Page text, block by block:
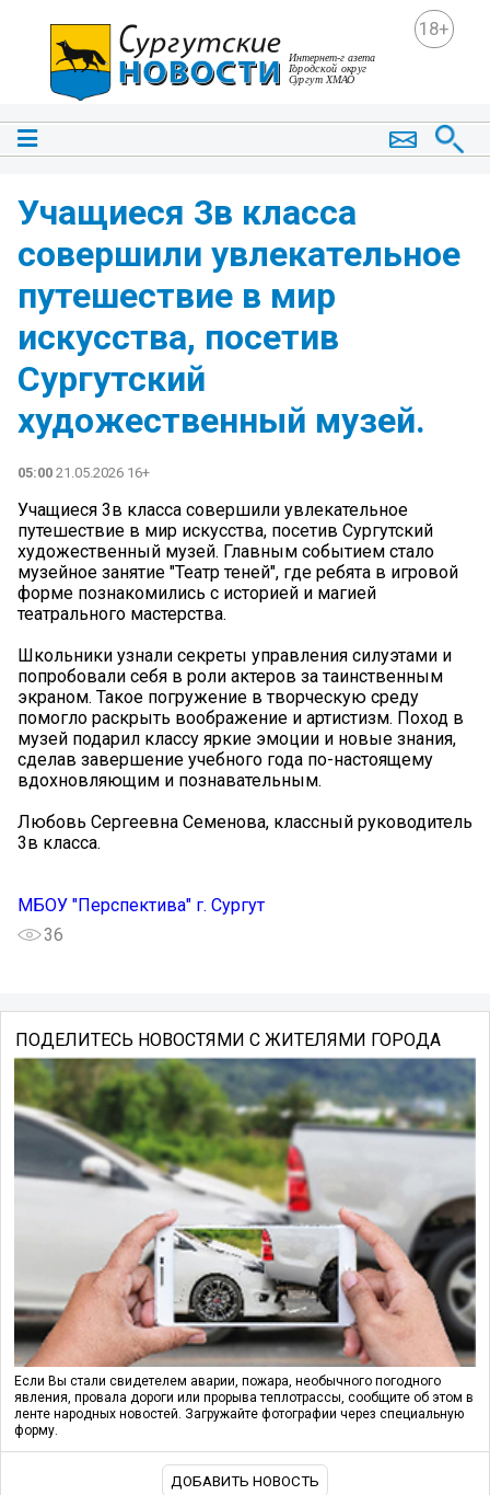
18+
Учащиеся 3в класса
совершили увлекательное
путешествие в мир
искусства, посетив
Сургутский
художественный музей.
05:00 21.05.2026 16+
Учащиеся 3в класса совершили увлекательное
путешествие в мир искусства, посетив Сургутский
художественный музей. Главным событием стало
музейное занятие "Театр теней", где ребята в игровой
форме познакомились с историей и магией
театрального мастерства.
Школьники узнали секреты управления силуэтами и
попробовали себя в роли актеров за таинственным
экраном. Такое погружение в творческую среду
помогло раскрыть воображение и артистизм. Поход в
музей подарил классу яркие эмоции и новые знания,
сделав завершение учебного года по-настоящему
вдохновляющим и познавательным.
Любовь Сергеевна Семенова, классный руководитель
3в класса.
МБОУ "Перспектива" г. Сургут
36
ПОДЕЛИТЕСЬ НОВОСТЯМИ С ЖИТЕЛЯМИ ГОРОДА
Если Вы стали свидетелем аварии, пожара, необычного погодного
явления, провала дороги или прорыва теплотрассы, сообщите об этом в
ленте народных новостей. Загружайте фотографии через специальную
форму.
ДОБАВИТЬ НОВОСТЬ